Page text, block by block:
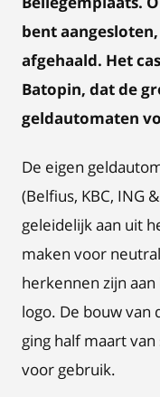
bent
afgehaald. Het
Batopin, dat de
geldautomaten
De eigen
(Belfius, KBC, ING
geleidelijk aan uit
maken voor
herkennen zijn
logo. De bouw van
ging half maart
voor gebruik.